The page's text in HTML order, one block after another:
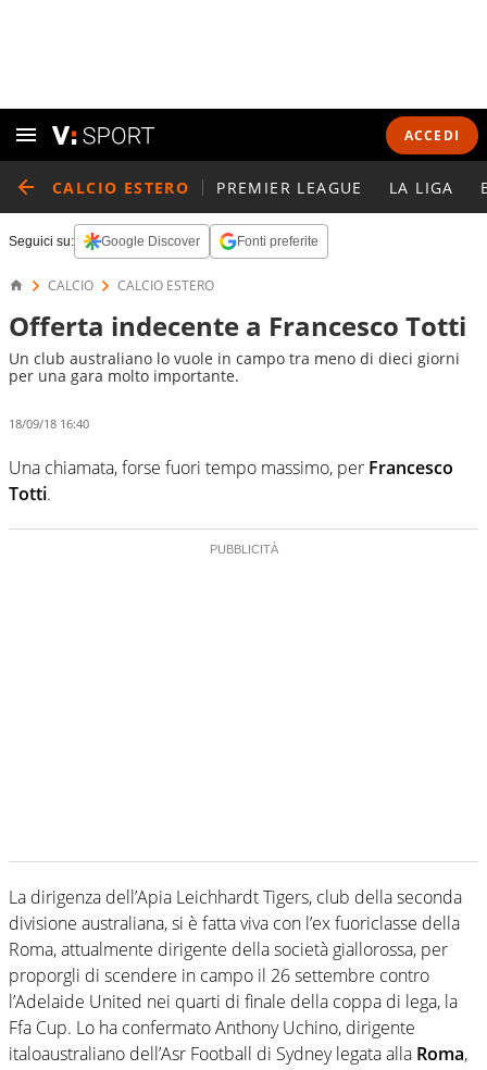
ACCEDI
CALCIO ESTERO PREMIER LEAGUE LA LIGA
Seguici su: Google Discover Fonti preferite
CALCIO CALCIO ESTERO
Offerta indecente a Francesco Totti
Un club australiano lo vuole in campo tra meno di dieci giorni
per una gara molto importante.
18/09/18 16:40
Una chiamata, forse fuori tempo massimo, per Francesco
Totti.
La dirigenza dell’Apia Leichhardt Tigers, club della seconda
divisione australiana, si è fatta viva con l’ex fuoriclasse della
Roma, attualmente dirigente della società giallorossa, per
proporgli di scendere in campo il 26 settembre contro
l’Adelaide United nei quarti di finale della coppa di lega, la
Ffa Cup. Lo ha confermato Anthony Uchino, dirigente
italoaustraliano dell’Asr Football di Sydney legata alla Roma,